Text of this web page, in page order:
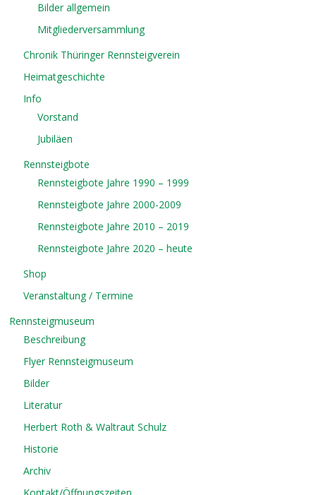
Bilder allgemein
Mitgliederversammlung
Chronik Thüringer Rennsteigverein
Heimatgeschichte
Info
Vorstand
Jubiläen
Rennsteigbote
Rennsteigbote Jahre 1990 – 1999
Rennsteigbote Jahre 2000-2009
Rennsteigbote Jahre 2010 – 2019
Rennsteigbote Jahre 2020 – heute
Shop
Veranstaltung / Termine
Rennsteigmuseum
Beschreibung
Flyer Rennsteigmuseum
Bilder
Literatur
Herbert Roth & Waltraut Schulz
Historie
Archiv